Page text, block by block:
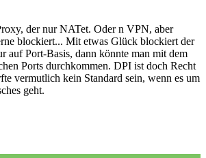
der nur NATet. Oder n VPN, aber
blockiert... Mit etwas Glück blockiert der
auf Port-Basis, dann könnte man mit dem
Ports durchkommen. DPI ist doch Recht
vermutlich kein Standard sein, wenn es um
geht.